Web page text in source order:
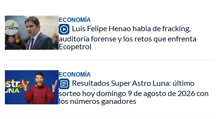
ECONOMÍA
Luis Felipe Henao habla de fracking,
auditoría forense y los retos que enfrenta
Ecopetrol
ECONOMÍA
Resultados Super Astro Luna: último
sorteo hoy domingo 9 de agosto de 2026 con
los números ganadores